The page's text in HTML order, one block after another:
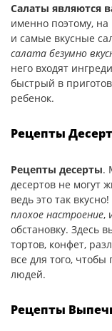
Салаты являются
именно поэтому,
и самые вкусные
салата безумно
него входят
быстрый в
ребенок.
Рецепты
Рецепты десерты.
десертов не могут
ведь это так
плохое настроение,
обстановку. Здесь
тортов, конфет,
все для того,
людей.
Рецепты